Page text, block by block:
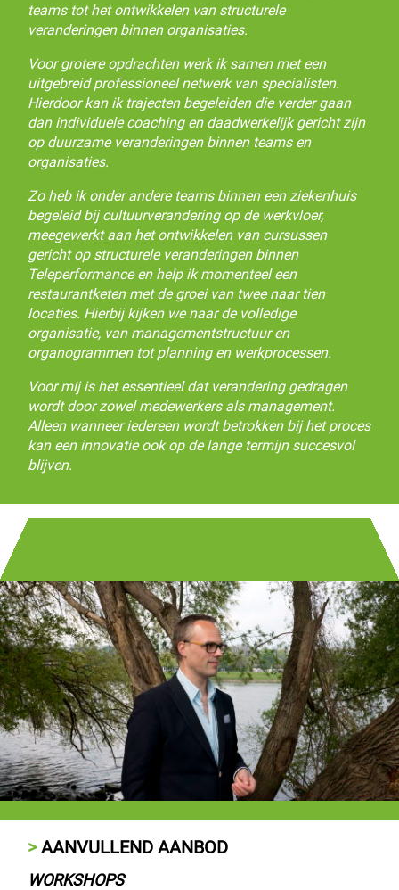
teams tot het ontwikkelen van structurele
veranderingen binnen organisaties.
Voor grotere opdrachten werk ik samen met een
uitgebreid professioneel netwerk van specialisten.
Hierdoor kan ik trajecten begeleiden die verder gaan
dan individuele coaching en daadwerkelijk gericht zijn
op duurzame veranderingen binnen teams en
organisaties.
Zo heb ik onder andere teams binnen een ziekenhuis
begeleid bij cultuurverandering op de werkvloer,
meegewerkt aan het ontwikkelen van cursussen
gericht op structurele veranderingen binnen
Teleperformance en help ik momenteel een
restaurantketen met de groei van twee naar tien
locaties. Hierbij kijken we naar de volledige
organisatie, van managementstructuur en
organogrammen tot planning en werkprocessen.
Voor mij is het essentieel dat verandering gedragen
wordt door zowel medewerkers als management.
Alleen wanneer iedereen wordt betrokken bij het proces
kan een innovatie ook op de lange termijn succesvol
blijven.
AANVULLEND AANBOD
WORKSHOPS